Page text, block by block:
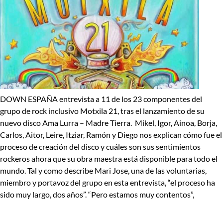
DOWN ESPAÑA entrevista a 11 de los 23 componentes del
grupo de rock inclusivo Motxila 21 , tras el lanzamiento de su
nuevo disco Ama Lurra – Madre Tierra . Mikel, Igor, Ainoa, Borja,
Carlos, Aitor, Leire, Itziar, Ramón y Diego nos explican cómo fue el
proceso de creación del disco y cuáles son sus sentimientos
rockerosahora que su obra maestra está disponible para todo el
mundo. Tal y como describe Mari Jose , una de las voluntarias,
miembro y portavoz del grupo en esta entrevista, “el proceso ha
sido muy largo, dos años”. “Pero estamos muy contentos”,